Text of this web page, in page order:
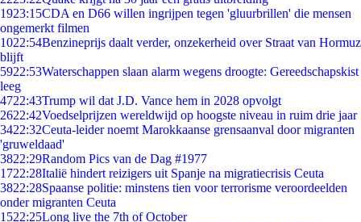
1923:15CDA en D66 willen ingrijpen tegen 'gluurbrillen' die mensen
ongemerkt filmen
1022:54Benzineprijs daalt verder, onzekerheid over Straat van Hormuz
blijft
5922:53Waterschappen slaan alarm wegens droogte: Gereedschapskist
leeg
4722:43Trump wil dat J.D. Vance hem in 2028 opvolgt
2622:42Voedselprijzen wereldwijd op hoogste niveau in ruim drie jaar
3422:32Ceuta-leider noemt Marokkaanse grensaanval door migranten
'gruweldaad'
3822:29Random Pics van de Dag #1977
1722:28Italië hindert reizigers uit Spanje na migratiecrisis Ceuta
3822:28Spaanse politie: minstens tien voor terrorisme veroordeelden
onder migranten Ceuta
1522:25Long live the 7th of October